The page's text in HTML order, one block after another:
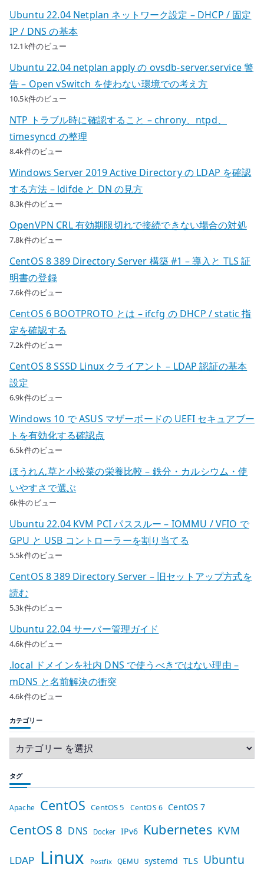
Ubuntu 22.04 Netplan ネットワーク設定 – DHCP / 固定
IP / DNS の基本
12.1k件のビュー
Ubuntu 22.04 netplan apply の ovsdb-server.service 警
告 – Open vSwitch を使わない環境での考え方
10.5k件のビュー
NTP トラブル時に確認すること – chrony、ntpd、
timesyncd の整理
8.4k件のビュー
Windows Server 2019 Active Directory の LDAP を確認
する方法 – ldifde と DN の見方
8.3k件のビュー
OpenVPN CRL 有効期限切れで接続できない場合の対処
7.8k件のビュー
CentOS 8 389 Directory Server 構築 #1 – 導入と TLS 証
明書の登録
7.6k件のビュー
CentOS 6 BOOTPROTO とは – ifcfg の DHCP / static 指
定を確認する
7.2k件のビュー
CentOS 8 SSSD Linux クライアント – LDAP 認証の基本
設定
6.9k件のビュー
Windows 10 で ASUS マザーボードの UEFI セキュアブー
トを有効化する確認点
6.5k件のビュー
ほうれん草と小松菜の栄養比較 – 鉄分・カルシウム・使
いやすさで選ぶ
6k件のビュー
Ubuntu 22.04 KVM PCI パススルー – IOMMU / VFIO で
GPU と USB コントローラーを割り当てる
5.5k件のビュー
CentOS 8 389 Directory Server – 旧セットアップ方式を
読む
5.3k件のビュー
Ubuntu 22.04 サーバー管理ガイド
4.6k件のビュー
.local ドメインを社内 DNS で使うべきではない理由 –
mDNS と名前解決の衝突
4.6k件のビュー
カテゴリー
タグ
Apache CentOS CentOS 5 CentOS 6 CentOS 7
CentOS 8 DNS Docker IPv6 Kubernetes KVM
LDAP Linux Postfix QEMU systemd TLS Ubuntu